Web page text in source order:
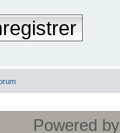
Powered by